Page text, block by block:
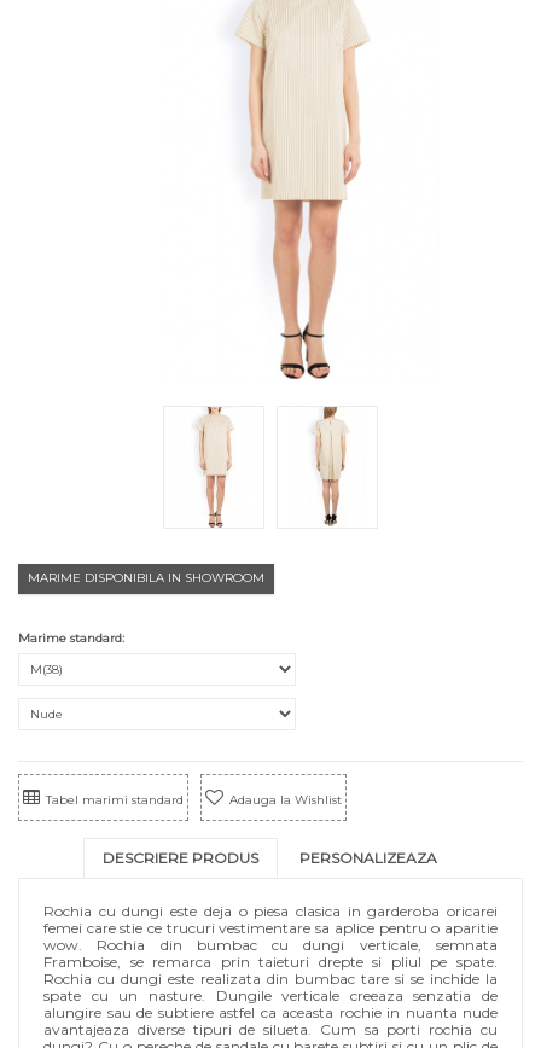
MARIME DISPONIBILA IN SHOWROOM
Marime standard:
Tabel marimi standard Adauga la Wishlist
DESCRIERE PRODUS PERSONALIZEAZA
Rochia cu dungi este deja o piesa clasica in garderoba oricarei
femei care stie ce trucuri vestimentare sa aplice pentru o aparitie
wow. Rochia din bumbac cu dungi verticale, semnata
Framboise, se remarca prin taieturi drepte si pliul pe spate.
Rochia cu dungi este realizata din bumbac tare si se inchide la
spate cu un nasture. Dungile verticale creeaza senzatia de
alungire sau de subtiere astfel ca aceasta rochie in nuanta nude
avantajeaza diverse tipuri de silueta. Cum sa porti rochia cu